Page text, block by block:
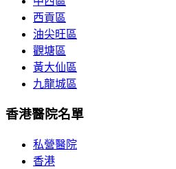
西貢區
油尖旺區
觀塘區
黃大仙區
九龍城區
香港醫院名單
私營醫院
香港